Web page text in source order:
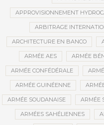
APPROVISIONNEMENT
ARBITRAGE
ARCHITECTURE EN BANCO
ARMÉE AES ARMÉE
ARMÉE CONFÉDÉRALE
ARMÉE GUINÉENNE
ARMÉE SOUDANAISE ARMÉE
ARMÉES SAHÉLIENNES